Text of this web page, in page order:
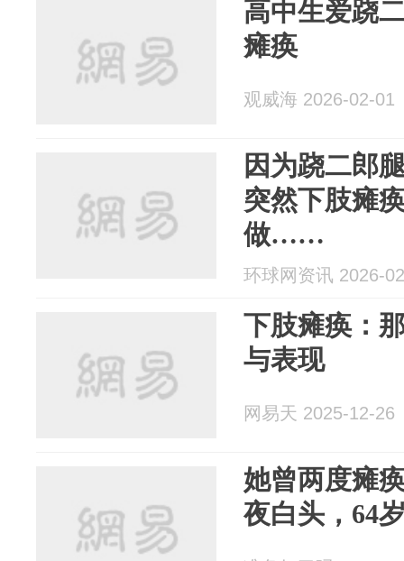
高中生爱跷
瘫痪
观威海 2026-02-01
因为跷二郎
突然下肢瘫
做……
环球网资讯 2026-
下肢瘫痪：
与表现
网易天 2025-12-26
她曾两度瘫
夜白头，64